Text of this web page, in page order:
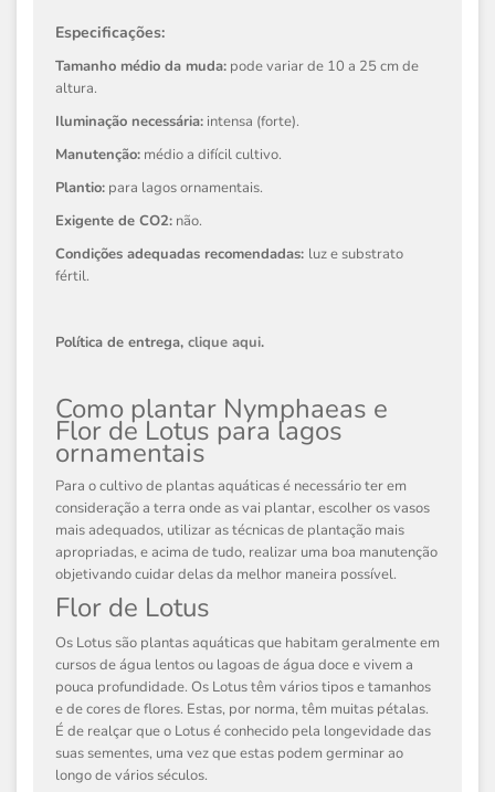
Especificações:
Tamanho médio da muda: pode variar de 10 a 25 cm de
altura.
Iluminação necessária: intensa (forte).
Manutenção: médio a difícil cultivo.
Plantio: para lagos ornamentais.
Exigente de CO2: não.
Condições adequadas recomendadas: luz e substrato
fértil.
Política de entrega, clique aqui.
Como plantar Nymphaeas e
Flor de Lotus para lagos
ornamentais
Para o cultivo de plantas aquáticas é necessário ter em
consideração a terra onde as vai plantar, escolher os vasos
mais adequados, utilizar as técnicas de plantação mais
apropriadas, e acima de tudo, realizar uma boa manutenção
objetivando cuidar delas da melhor maneira possível.
Flor de Lotus
Os Lotus são plantas aquáticas que habitam geralmente em
cursos de água lentos ou lagoas de água doce e vivem a
pouca profundidade. Os Lotus têm vários tipos e tamanhos
e de cores de flores. Estas, por norma, têm muitas pétalas.
É de realçar que o Lotus é conhecido pela longevidade das
suas sementes, uma vez que estas podem germinar ao
longo de vários séculos.